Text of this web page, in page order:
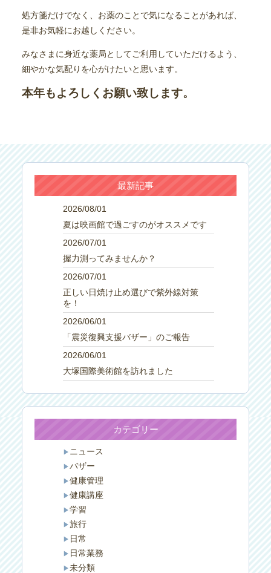
処方箋だけでなく、お薬のことで気になることがあれば、
是非お気軽にお越しください。
みなさまに身近な薬局としてご利用していただけるよう、
細やかな気配りを心がけたいと思います。
本年もよろしくお願い致します。
最新記事
2026/08/01
夏は映画館で過ごすのがオススメです
2026/07/01
握力測ってみませんか？
2026/07/01
正しい日焼け止め選びで紫外線対策
を！
2026/06/01
「震災復興支援バザー」のご報告
2026/06/01
大塚国際美術館を訪れました
カテゴリー
ニュース
バザー
健康管理
健康講座
学習
旅行
日常
日常業務
未分類